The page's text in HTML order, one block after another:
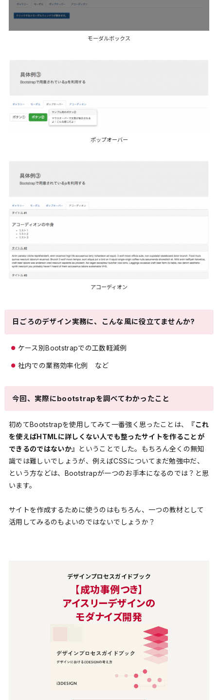
モーダルボックス
ポップオーバー
アコーディオン
日ごろのデザイン実務に、こんな風に役立てませんか?
ケース別Bootstrapでの工数軽減例
社内での業務効率化例 など
今回、実際にbootstrapを調べてわかったこと
初めてBootstrapを使用してみて一番強く思ったことは、
『これ
を使えばHTMLに詳しくない人でも整ったサイトを作ることが
できるのではないか』 ということでした。もちろん全くの無知
識では難しいでしょうが、例えばCSSについてまだ勉強中だ、
という方などは、Bootstrapが一つのお手本になるのでは？と思
います。
サイトを作成するために使うのはもちろん、一つの教材として
活用してみるのもよいのではないでしょうか？
デザインプロセスガイドブック
【成功事例つき】
アイスリーデザインの
モダナイズ開発